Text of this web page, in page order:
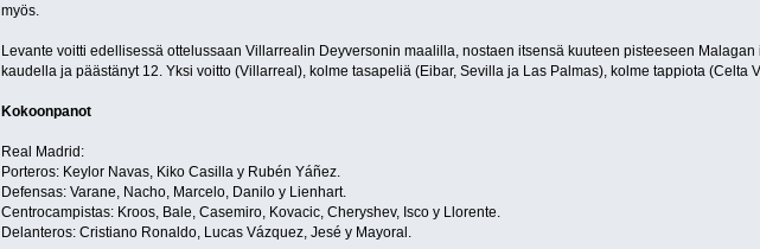
myös.
Levante voitti edellisessä ottelussaan Villarrealin Deyversonin maalilla, nostaen itsensä kuuteen pisteeseen
kaudella ja päästänyt 12. Yksi voitto (Villarreal), kolme tasapeliä (Eibar, Sevilla ja Las Palmas), kolme tappiota (Celta
Kokoonpanot
Real Madrid:
Porteros: Keylor Navas, Kiko Casilla y Rubén Yáñez.
Defensas: Varane, Nacho, Marcelo, Danilo y Lienhart.
Centrocampistas: Kroos, Bale, Casemiro, Kovacic, Cheryshev, Isco y Llorente.
Delanteros: Cristiano Ronaldo, Lucas Vázquez, Jesé y Mayoral.